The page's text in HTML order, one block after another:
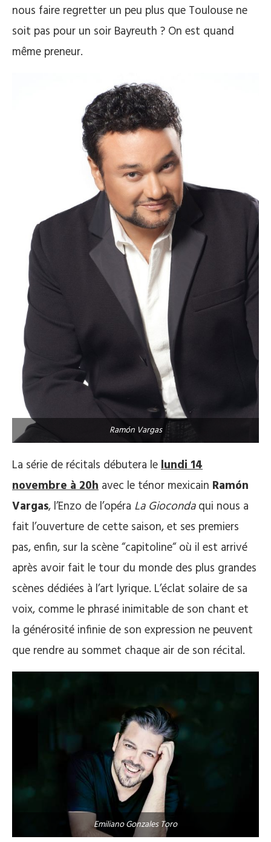
nous faire regretter un peu plus que Toulouse ne
soit pas pour un soir Bayreuth ? On est quand
même preneur.
Ramón Vargas
La série de récitals débutera lelundi 14
novembre à 20h avec le ténor mexicain Ramón
Vargas, l’Enzo de l’opéra La Giocondaqui nous a
fait l’ouverture de cette saison, et ses premiers
pas, enfin, sur la scène “capitoline“ où il est arrivé
après avoir fait le tour du monde des plus grandes
scènes dédiées à l’art lyrique. L’éclat solaire de sa
voix, comme le phrasé inimitable de son chant et
la générosité infinie de son expression ne peuvent
que rendre au sommet chaque air de son récital.
Emiliano Gonzales Toro